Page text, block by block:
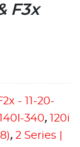
F3x
- 11-20-
340,
120i
, 2 Series |